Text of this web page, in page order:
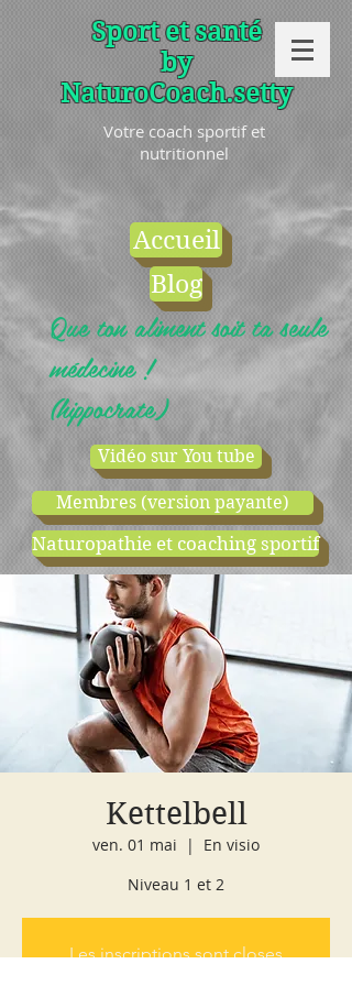
Sport et santé
by
NaturoCoach.setty
Votre coach sportif et
nutritionnel
Accueil
Blog
Que ton aliment soit ta seule
médecine !
(hippocrate)
Vidéo sur You tube
Membres (version payante)
Naturopathie et coaching sportif
cours d'essai boutique
Kettelbell
ven. 01 mai
  |
En visio
Niveau 1 et 2
Les inscriptions sont closes